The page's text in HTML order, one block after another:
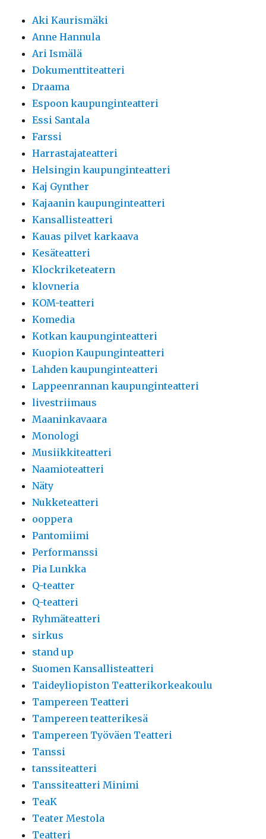
Aki Kaurismäki
Anne Hannula
Ari Ismälä
Dokumenttiteatteri
Draama
Espoon kaupunginteatteri
Essi Santala
Farssi
Harrastajateatteri
Helsingin kaupunginteatteri
Kaj Gynther
Kajaanin kaupunginteatteri
Kansallisteatteri
Kauas pilvet karkaava
Kesäteatteri
Klockriketeatern
klovneria
KOM-teatteri
Komedia
Kotkan kaupunginteatteri
Kuopion Kaupunginteatteri
Lahden kaupunginteatteri
Lappeenrannan kaupunginteatteri
livestriimaus
Maaninkavaara
Monologi
Musiikkiteatteri
Naamioteatteri
Näty
Nukketeatteri
ooppera
Pantomiimi
Performanssi
Pia Lunkka
Q-teatter
Q-teatteri
Ryhmäteatteri
sirkus
stand up
Suomen Kansallisteatteri
Taideyliopiston Teatterikorkeakoulu
Tampereen Teatteri
Tampereen teatterikesä
Tampereen Työväen Teatteri
Tanssi
tanssiteatteri
Tanssiteatteri Minimi
TeaK
Teater Mestola
Teatteri